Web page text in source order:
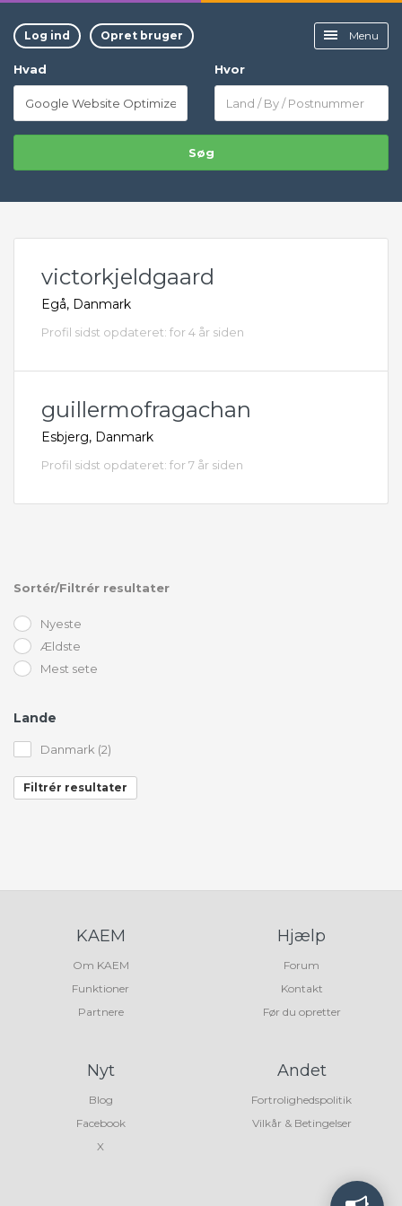
Log ind Opret bruger Menu
Hvad Hvor
Søg
victorkjeldgaard
Egå, Danmark
Profil sidst opdateret: for 4 år siden
guillermofragachan
Esbjerg, Danmark
Profil sidst opdateret: for 7 år siden
Sortér/Filtrér resultater
Nyeste
Ældste
Mest sete
Lande
Danmark (2)
Filtrér resultater
KAEM
Om KAEM
Funktioner
Partnere
Hjælp
Forum
Kontakt
Før du opretter
Nyt
Blog
Facebook
X
Andet
Fortrolighedspolitik
Vilkår & Betingelser